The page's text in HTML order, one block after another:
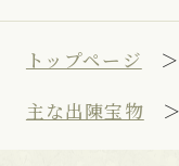
トップページ
主な出陳宝物